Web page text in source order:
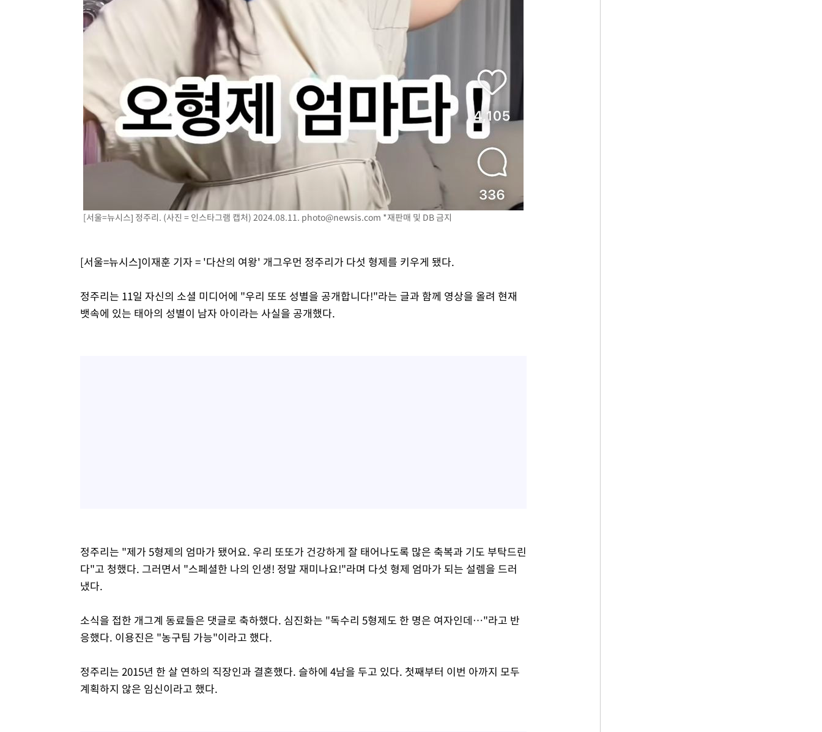
[속보]원·달러 환율, 7.7원 내린 1416.1원 마감
[속보] 노원서 40.1도 관측…서울, 2018년 이후 첫 40도
[속보]종합특검, '계엄 수용공간 확보' 신용해 前교정본부장 기소
외신들도 주목한 韓축구 파문…"국민적 공분에 수사 재개"
11시간 압수수색에 성접대 파문까지…'쑥대밭' 된 축구협회
[속보]규제합리화위원회 부위원장에 김태유 서울대 공대 교수…이병태
[서울=뉴시스] 정주리. (사진 = 인스타그램 캡처) 2024.08.11. photo@newsis.com *재판매 및 DB 금지
[서울=뉴시스]이재훈 기자 = '다산의 여왕' 개그우먼 정주리가 다섯 형제를 키우게 됐다.
정주리는 11일 자신의 소셜 미디어에 "우리 또또 성별을 공개합니다!"라는 글과 함께 영상을 올려 현재
뱃속에 있는 태아의 성별이 남자 아이라는 사실을 공개했다.
정주리는 "제가 5형제의 엄마가 됐어요. 우리 또또가 건강하게 잘 태어나도록 많은 축복과 기도 부탁드린
다"고 청했다. 그러면서 "스페셜한 나의 인생! 정말 재미나요!"라며 다섯 형제 엄마가 되는 설렘을 드러
냈다.
소식을 접한 개그계 동료들은 댓글로 축하했다. 심진화는 "독수리 5형제도 한 명은 여자인데…"라고 반
응했다. 이용진은 "농구팀 가능"이라고 했다.
정주리는 2015년 한 살 연하의 직장인과 결혼했다. 슬하에 4남을 두고 있다. 첫째부터 이번 아까지 모두
계획하지 않은 임신이라고 했다.